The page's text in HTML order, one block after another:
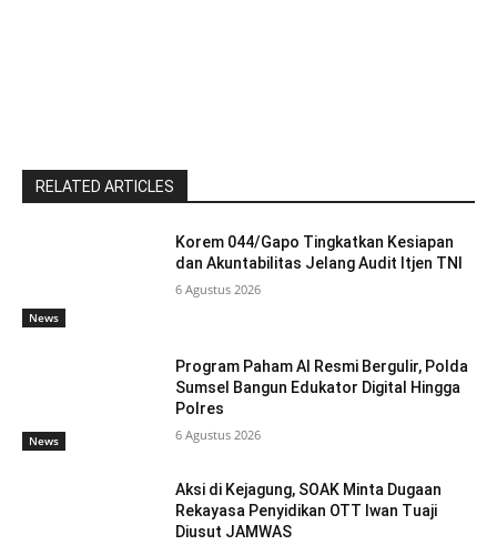
RELATED ARTICLES
News
Korem 044/Gapo Tingkatkan Kesiapan
dan Akuntabilitas Jelang Audit Itjen TNI
6 Agustus 2026
News
Program Paham AI Resmi Bergulir, Polda
Sumsel Bangun Edukator Digital Hingga
Polres
6 Agustus 2026
Aksi di Kejagung, SOAK Minta Dugaan
Rekayasa Penyidikan OTT Iwan Tuaji
Diusut JAMWAS